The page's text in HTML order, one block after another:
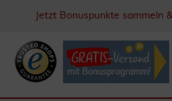
Jetzt Bonuspunkte sammeln